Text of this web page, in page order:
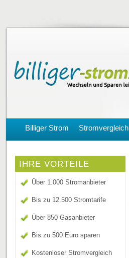
Billiger Strom Stromvergleich
IHRE VORTEILE
Über 1.000 Stromanbieter
Bis zu 12.500 Stromtarife
Über 850 Gasanbieter
Bis zu 500 Euro sparen
Kostenloser Stromvergleich